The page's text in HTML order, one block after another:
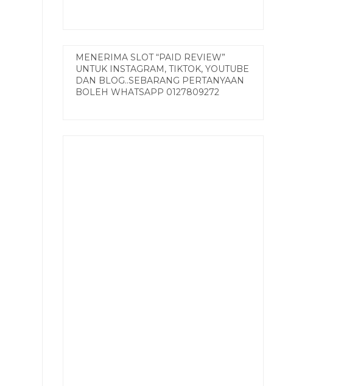
MENERIMA SLOT “PAID REVIEW”
UNTUK INSTAGRAM, TIKTOK, YOUTUBE
DAN BLOG..SEBARANG PERTANYAAN
BOLEH WHATSAPP 0127809272